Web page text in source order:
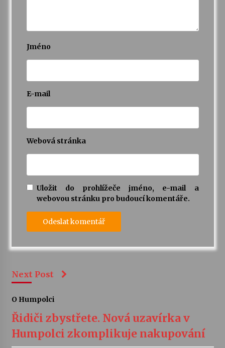
Jméno
E-mail
Webová stránka
Uložit do prohlížeče jméno, e-mail a
webovou stránku pro budoucí komentáře.
Next Post
O Humpolci
Řidiči zbystřete. Nová uzavírka v
Humpolci zkomplikuje nakupování